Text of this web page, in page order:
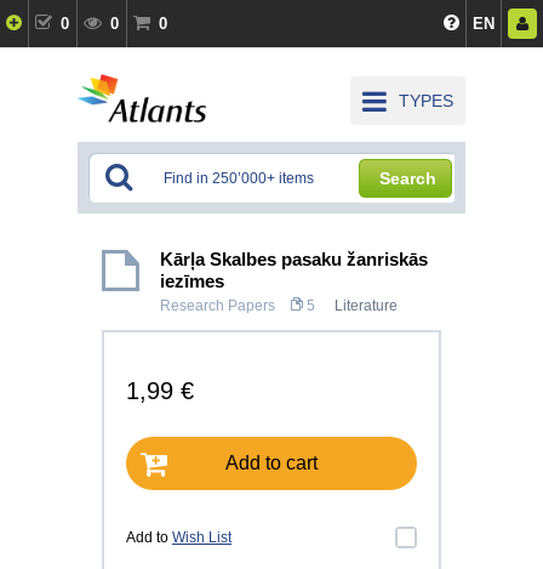
0 0 0 EN
TYPES
Search
Kārļa Skalbes pasaku žanriskās
iezīmes
Research Papers 5 Literature
1,99 €
Add to cart
Add to Wish List